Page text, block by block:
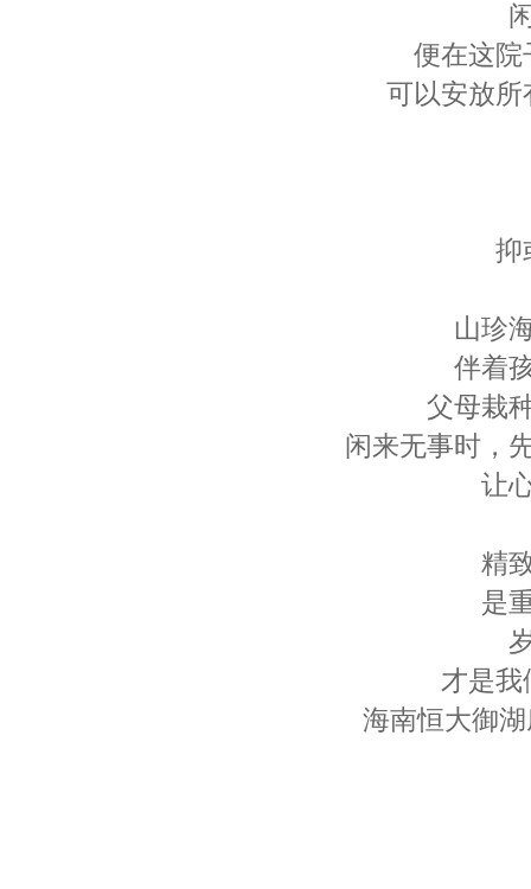
便在这院
可以安放所
抑
山珍
伴着
父母栽
闲来无事时，
让
精
是
才是我
海南恒大御